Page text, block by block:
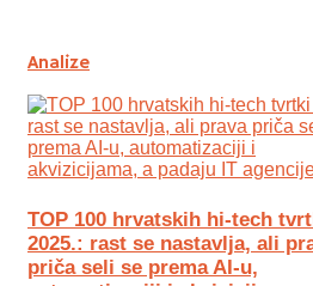
Analize
TOP 100 hrvatskih hi-tech
2025.: rast se nastavlja, ali
priča seli se prema AI-u,